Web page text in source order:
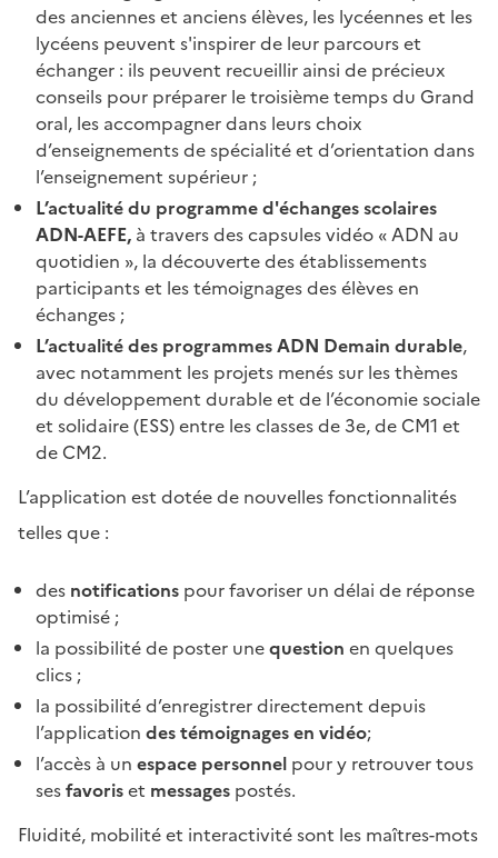
des anciennes et anciens élèves, les lycéennes et les
lycéens peuvent s'inspirer de leur parcours et
échanger : ils peuvent recueillir ainsi de précieux
conseils pour préparer le troisième temps du Grand
oral, les accompagner dans leurs choix
d’enseignements de spécialité et d’orientation dans
l’enseignement supérieur ;
L’actualité du programme d'échanges scolaires
ADN-AEFE, à travers des capsules vidéo « ADN au
quotidien », la découverte des établissements
participants et les témoignages des élèves en
échanges ;
L’actualité des programmes ADN Demain durable,
avec notamment les projets menés sur les thèmes
du développement durable et de l’économie sociale
et solidaire (ESS) entre les classes de 3e, de CM1 et
de CM2.
L’application est dotée de nouvelles fonctionnalités
telles que :
des notifications pour favoriser un délai de réponse
optimisé ;
la possibilité de poster unequestion en quelques
clics ;
la possibilité d’enregistrer directement depuis
l’application des témoignages en vidéo;
l’accès à un espace personnel pour y retrouver tous
sesfavoriset messages postés.
Fluidité, mobilité et interactivité sont les maîtres-mots